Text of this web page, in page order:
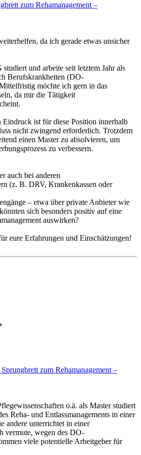
zum Rehamanagement –
da ich gerade etwas unsicher
und arbeite seit letztem Jahr als
Berufskrankheiten (DO-
möchte ich gern in das
da mir die Tätigkeit
Eindruck ist für diese Position innerhalb
nicht zwingend erforderlich. Trotzdem
einen Master zu absolvieren, um
zu verbessern.
auch bei anderen
(z. B. DRV, Krankenkassen oder
– etwa über private Anbieter wie
sich besonders positiv auf eine
auswirken?
eure Erfahrungen und Einschätzungen!
zum Rehamanagement –
o.ä. als Master studiert
Reha- und Entlassmanagements in einer
andere unterrichtet in einer
vermute, wegen des DO-
viele potentielle Arbeitgeber für